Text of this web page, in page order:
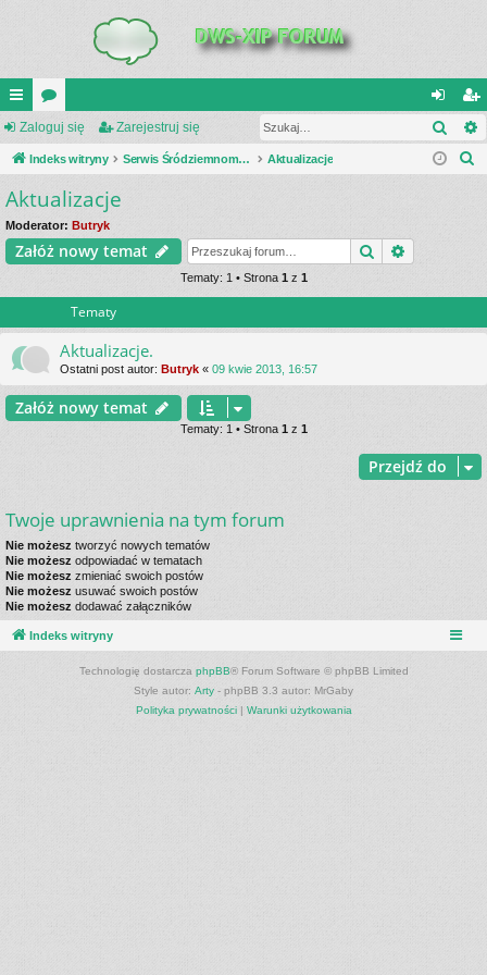
UI
C
K
_L
IN
or
a
al
og
ar
ej
Zaloguj się Zarejestruj się
Indeks witryny Serwis Śródziemnomorski Teatr Działań Wojennych Aktualizacje
Aktualizacje
Moderator: Butryk
Załóż nowy temat Szukaj
Tematy: 1 • Strona 1 z 1
Tematy
Aktualizacje.
Ostatni post autor: Butryk « 09 kwie 2013, 16:57
Załóż nowy temat
Tematy: 1 • Strona 1z 1
Przejdź do
Twoje uprawnienia na tym forum
Nie możesz tworzyć nowych tematów
Nie możesz odpowiadać w tematach
Nie możesz zmieniać swoich postów
Nie możesz usuwać swoich postów
Nie możesz dodawać załączników
Indeks witryny
Technologię dostarcza phpBB® Forum Software © phpBB Limited
Style autor: Arty - phpBB 3.3 autor: MrGaby
Polityka prywatności| Warunki użytkowania